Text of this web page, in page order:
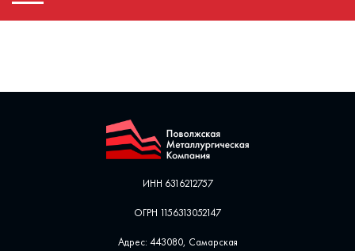
ИНН 6316212757
ОГРН 1156313052147
Адрес: 443080, Самарская